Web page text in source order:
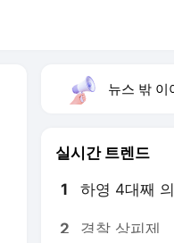
뉴스 밖 이야
실시간 트렌드
1 하영 4대째
2 경찰 상피제